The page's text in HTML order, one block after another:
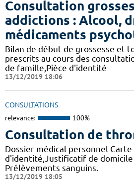
Consultation
addictions : Alcool,
médicaments
Bilan de début de grossesse et
prescrits au cours des
de famille,Pièce d'identité
13/12/2019 18:06
CONSULTATIONS
relevance: 100%
Consultation de
Dossier médical personnel Carte
d'identité,Justificatif de domicile
Prélèvements sanguins.
13/12/2019 18:05